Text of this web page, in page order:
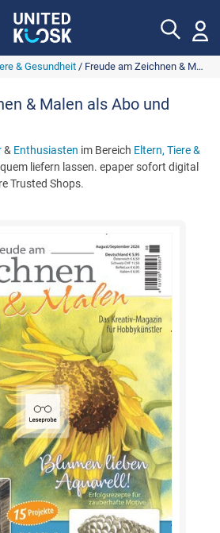
& Gesundheit/ Freude am Zeichnen & Malen
& Malen als Abo und
& Enthusiasten im Bereich Eltern, Tiere &
liefern lassen. epaper sofort digital
Trusted Shops.